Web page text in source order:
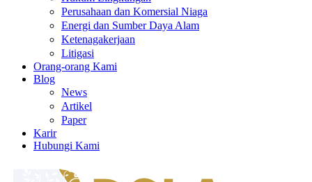
Perusahaan dan Komersial Niaga
Energi dan Sumber Daya Alam
Ketenagakerjaan
Litigasi
Orang-orang Kami
Blog
News
Artikel
Paper
Karir
Hubungi Kami